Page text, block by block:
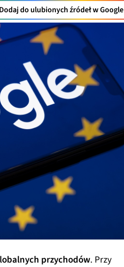
Dodaj do ulubionych źródeł w Google
przychodów. Przy